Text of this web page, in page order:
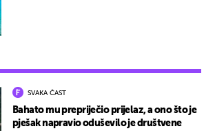
SVAKA ČAST
Bahato mu prepriječio prijelaz, a ono što je
pješak napravio oduševilo je društvene